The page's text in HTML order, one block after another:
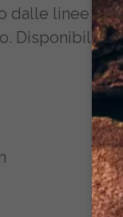
dalle linee
Disponibile